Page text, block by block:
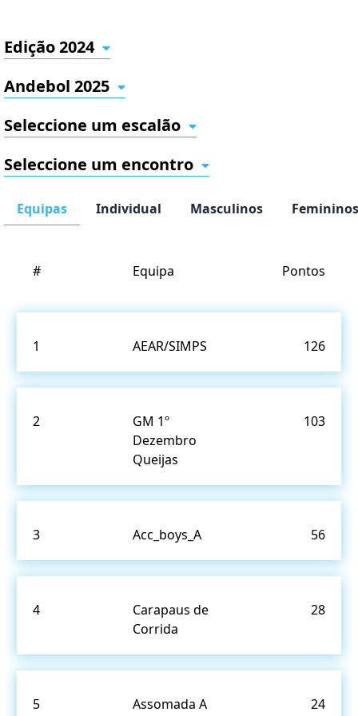
Edição 2024
Andebol 2025
Seleccione um escalão
Seleccione um encontro
Equipas Individual Masculinos Femininos
# Equipa Pontos
1 AEAR/SIMPS 126
2
GM 1º
Dezembro
Queijas
103
3 Acc_boys_A 56
4
Carapaus de
Corrida
28
5 Assomada A 24